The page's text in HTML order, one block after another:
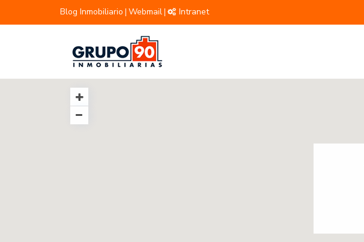
Blog Inmobiliario | Webmail| Intranet